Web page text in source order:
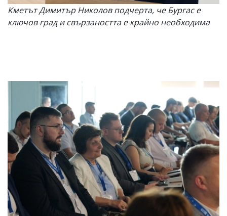
Кметът Димитър Николов подчерта, че Бургас е
ключов град и свързаността е крайно необходима